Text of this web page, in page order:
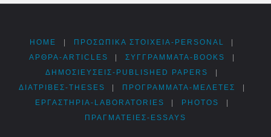
HOME ΠΡΟΣΩΠΙΚΆ ΣΤΟΙΧΕΊΑ-PERSONAL
ΑΡΘΡΑ-ARTICLES ΣΥΓΓΡΆΜΜΑΤΑ-BOOKS
ΔΗΜΟΣΙΕΎΣΕΙΣ-PUBLISHED PAPERS
ΔΙΑΤΡΙΒΈΣ-THESES ΠΡΟΓΡΆΜΜΑΤΑ-ΜΕΛΈΤΕΣ
ΕΡΓΑΣΤΉΡΙΑ-LABORATORIES PHOTOS
ΠΡΑΓΜΑΤΕΊΕΣ-ESSAYS